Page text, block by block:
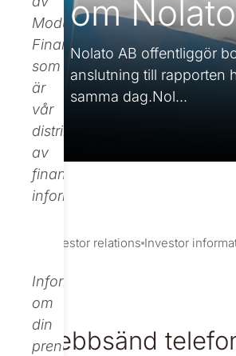
Modular
Finance,
som
är
vår
distributör
av
finansiell
information.
Informationen
om
din
prenumeration
om
Nolato AB offentliggör
anslutning till rapporten
samma dag.Nol...
Investor relations Investor
Webbsänd